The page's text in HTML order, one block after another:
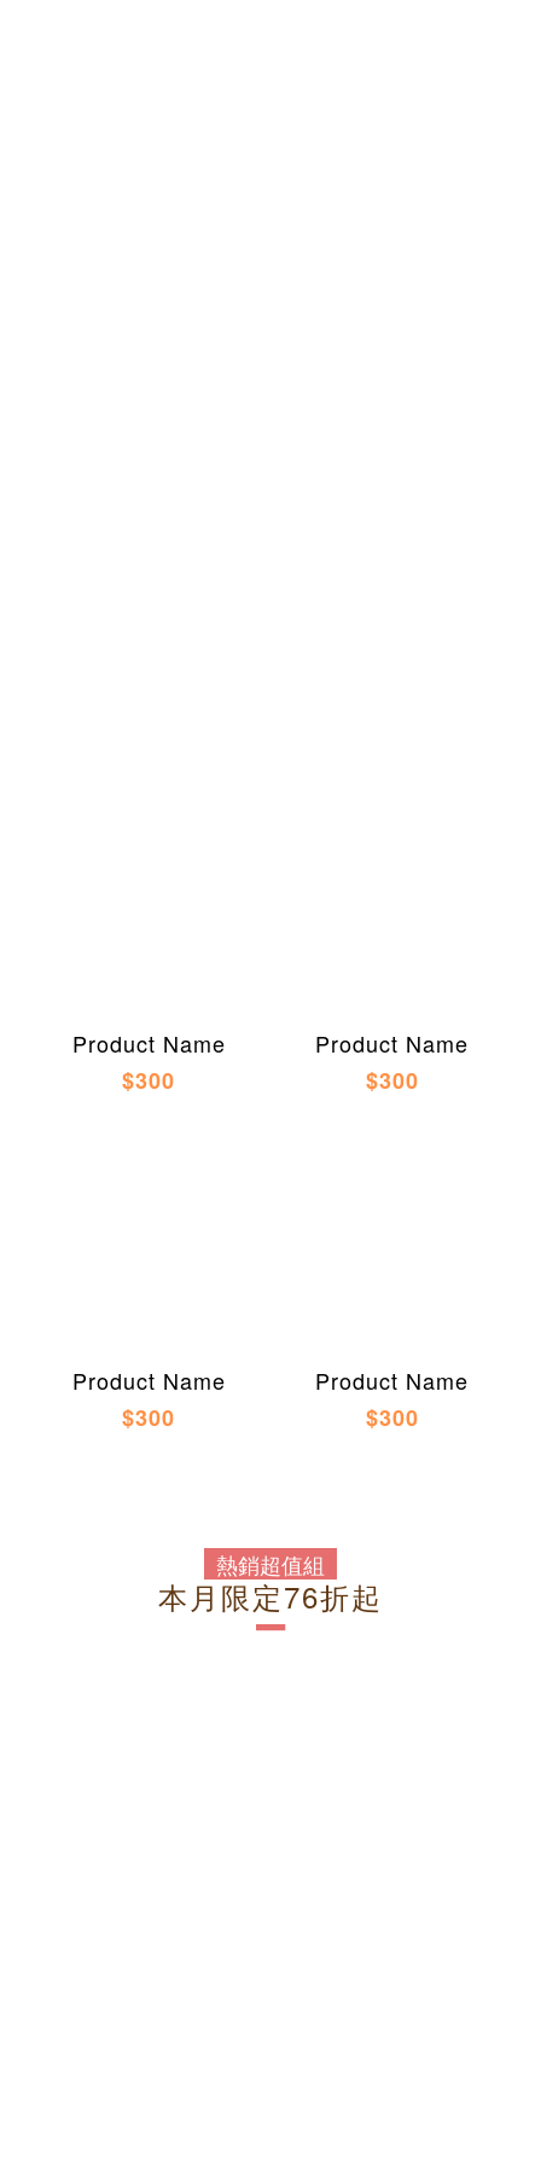
Product Name
$300
Product Name
$300
Product Name
$300
Product Name
$300
熱銷超值組
本月限定76折起
－